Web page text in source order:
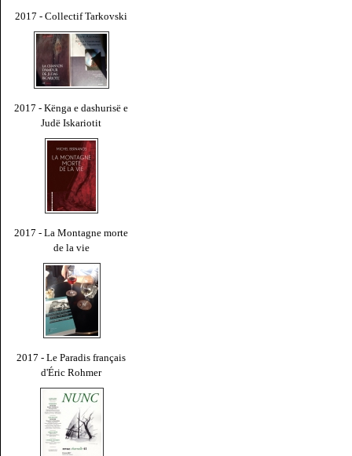
2017 - Collectif Tarkovski
2017 - Kënga e dashurisë e
Judë Iskariotit
2017 - La Montagne morte
de la vie
2017 - Le Paradis français
d'Éric Rohmer